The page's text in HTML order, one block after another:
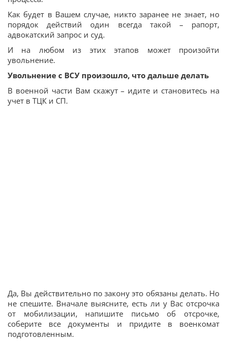
Как будет в Вашем случае, никто заранее не знает, но
порядок действий один всегда такой – рапорт,
адвокатский запрос и суд.
И на любом из этих этапов может произойти
увольнение.
Увольнение с ВСУ произошло, что дальше делать
В военной части Вам скажут – идите и становитесь на
учет в ТЦК и СП.
Да, Вы действительно по закону это обязаны делать. Но
не спешите. Вначале выясните, есть ли у Вас отсрочка
от мобилизации, напишите письмо об отсрочке,
соберите все документы и придите в военкомат
подготовленным.